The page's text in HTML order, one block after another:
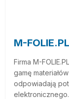
M-
Firma M-
gamę
odpowiadają